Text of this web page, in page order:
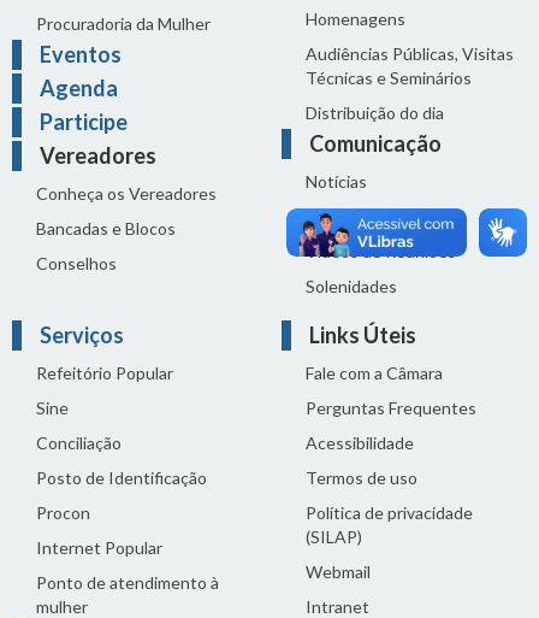
Procuradoria da Mulher
Eventos
Agenda
Participe
Vereadores
Conheça os Vereadores
Bancadas e Blocos
Conselhos
Homenagens
Audiências Públicas, Visitas
Técnicas e Seminários
Distribuição do dia
Comunicação
Notícias
Sala de Imprensa
Vídeos de Reuniões
Solenidades
Serviços
Refeitório Popular
Sine
Conciliação
Posto de Identificação
Procon
Internet Popular
Ponto de atendimento à
mulher
Links Úteis
Fale com a Câmara
Perguntas Frequentes
Acessibilidade
Termos de uso
Política de privacidade
(SILAP)
Webmail
Intranet